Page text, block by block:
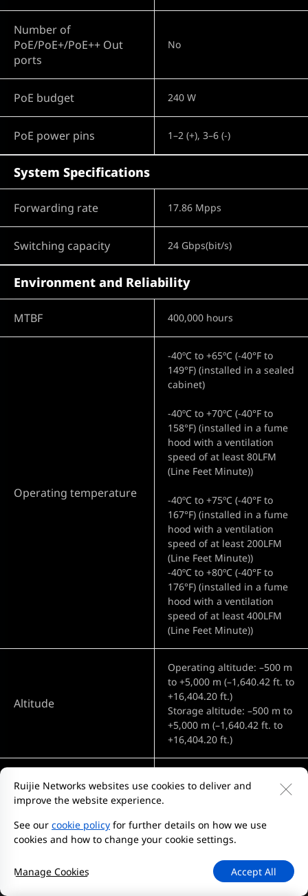
Number of
PoE/PoE+/PoE++ Out
ports
No
PoE budget 240 W
PoE power pins 1–2 (+), 3–6 (-)
System Specifications
Forwarding rate 17.86 Mpps
Switching capacity 24 Gbps(bit/s)
Environment and Reliability
MTBF 400,000 hours
Operating temperature
-40ºC to +65ºC (-40°F to
149°F) (installed in a sealed
cabinet)
-40ºC to +70ºC (-40°F to
158°F) (installed in a fume
hood with a ventilation
speed of at least 80LFM
(Line Feet Minute))
-40ºC to +75ºC (-40°F to
167°F) (installed in a fume
hood with a ventilation
speed of at least 200LFM
(Line Feet Minute))
-40ºC to +80ºC (-40°F to
176°F) (installed in a fume
hood with a ventilation
speed of at least 400LFM
(Line Feet Minute))
Altitude
Operating altitude: –500 m
to +5,000 m (–1,640.42 ft. to
+16,404.20 ft.)
Storage altitude: –500 m to
+5,000 m (–1,640.42 ft. to
+16,404.20 ft.)
Surge protection
common mode
common mode and ±2 kV
for differential mode
Ruijie Networks websites use cookies to deliver and
improve the website experience.
See our cookie policy for further details on how we use
cookies and how to change your cookie settings.
Accept All
Manage Cookies